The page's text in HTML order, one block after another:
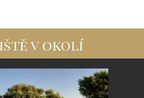
v okolí